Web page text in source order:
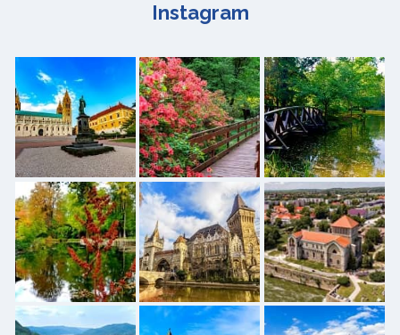
Instagram